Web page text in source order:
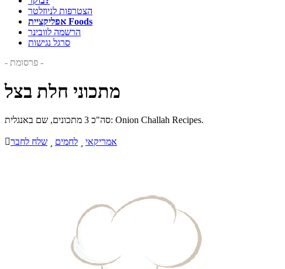
הצטרפות לניוזלטר
אפליקציית Foods
הרשמה לוובינר
סרגל נגישות
- פרסומת -
מתכוני חלת בצל
סה"כ 3 מתכונים, שם באנגלית: Onion Challah Recipes.
שלח לחבר לחמים אמריקאי